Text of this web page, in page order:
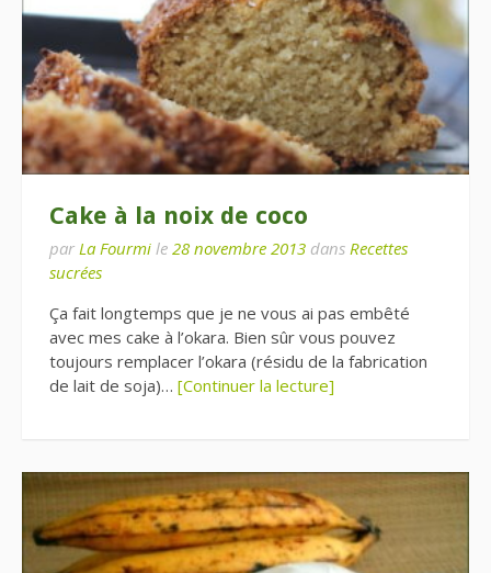
Cake à la noix de coco
par La Fourmi le 28 novembre 2013 dans Recettes
sucrées
Ça fait longtemps que je ne vous ai pas embêté
avec mes cake à l’okara. Bien sûr vous pouvez
toujours remplacer l’okara (résidu de la fabrication
de lait de soja)… [Continuer la lecture]